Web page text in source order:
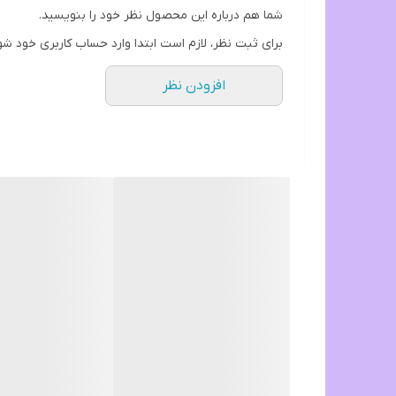
شما هم درباره این محصول نظر خود را بنویسید.
برای ثبت نظر، لازم است ابتدا وارد حساب کاربری خود
افزودن نظر